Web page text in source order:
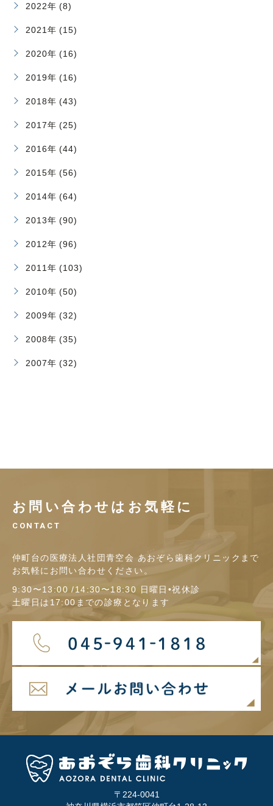
2022年 (8)
2021年 (15)
2020年 (16)
2019年 (16)
2018年 (43)
2017年 (25)
2016年 (44)
2015年 (56)
2014年 (64)
2013年 (90)
2012年 (96)
2011年 (103)
2010年 (50)
2009年 (32)
2008年 (35)
2007年 (32)
お問い合わせはお気軽に
CONTACT
仲町台の医療法人社団青空会 あおぞら歯科クリニックまで
お気軽にお問い合わせください。
9:30〜13:00 /14:30〜18:30 日曜日•祝休診
土曜日は17:00までの診療となります
〒224-0041